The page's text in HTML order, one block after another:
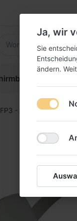
-
- Halbmasken -
Ja, wir
Sie
ändern.